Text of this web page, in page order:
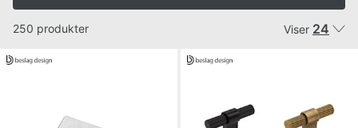
250 produkter Viser 24